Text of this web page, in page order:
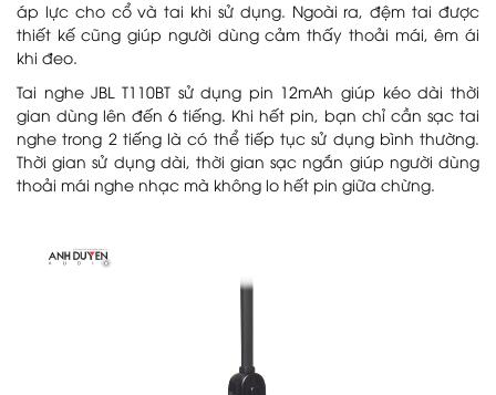
áp lực cho cổ và tai khi sử dụng. Ngoài ra, đệm tai được
thiết kế cũng giúp người dùng cảm thấy thoải mái, êm ái
khi đeo.
Tai nghe JBL T110BT sử dụng pin 12mAh giúp kéo dài thời
gian dùng lên đến 6 tiếng. Khi hết pin, bạn chỉ cần sạc tai
nghe trong 2 tiếng là có thể tiếp tục sử dụng bình thường.
Thời gian sử dụng dài, thời gian sạc ngắn giúp người dùng
thoải mái nghe nhạc mà không lo hết pin giữa chừng.